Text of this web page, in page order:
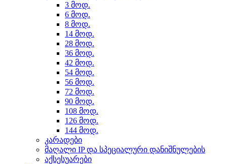
3 მოდ.
6 მოდ.
8 მოდ.
14 მოდ.
28 მოდ.
36 მოდ.
42 მოდ.
54 მოდ.
56 მოდ.
72 მოდ.
90 მოდ.
108 მოდ.
126 მოდ.
144 მოდ.
კარადები
მაღალი IP და სპეციალური დანიშნულების
აქსესუარები